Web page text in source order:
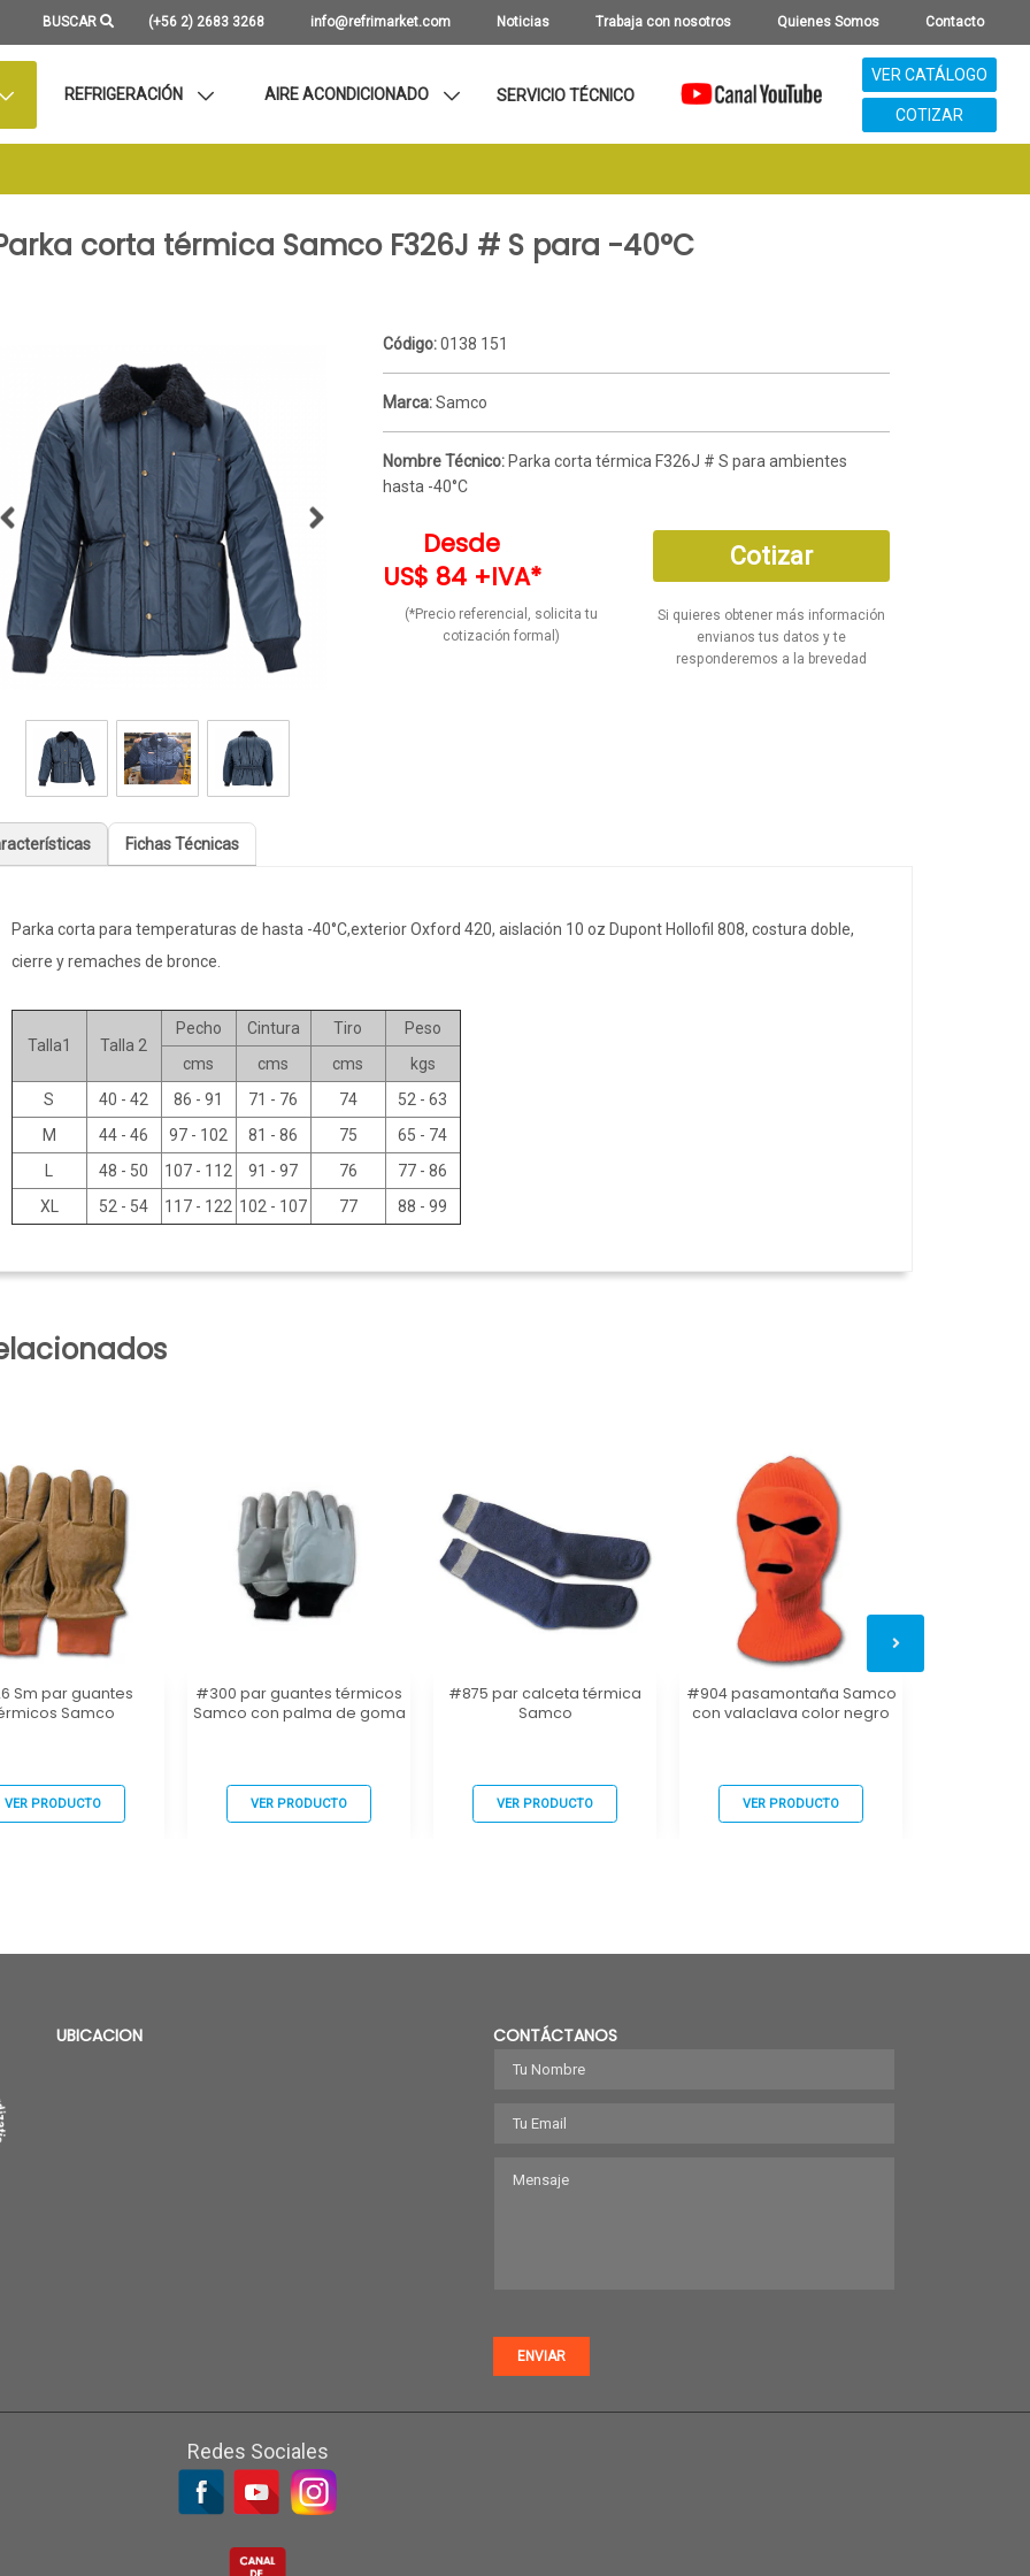
BUSCAR (+56 2) 2683 3268 info@refrimarket.com Noticias Trabaja con nosotros Quienes Somos Contacto
REFRIGERACIÓN AIRE ACONDICIONADO SERVICIO TÉCNICO
VER CATÁLOGO
COTIZAR
corta térmica Samco F326J # S para -40°C
Código:0138 151
Marca:Samco
Nombre Técnico: Parka corta térmica F326J # S para ambientes
hasta -40°C
Desde
US$ 84 +IVA*
(*Precio referencial, solicita tu
cotización formal)
Cotizar
Si quieres obtener más información
envianos tus datos y te
responderemos a la brevedad
Fichas Técnicas
Parka corta para temperaturas de hasta -40°C,exterior Oxford 420, aislación 10 oz Dupont Hollofil 808, costura doble,
cierre y remaches de bronce.
Talla1 Talla 2
Pecho Cintura Tiro
Peso
cms
cms cms
kgs
S
40 - 42 86 - 91 71 - 76 74
52 - 63
M
44 - 46 97 - 102 81 - 86 75
65 - 74
48 - 50 107 - 112 91 - 97 76
77 - 86
XL
52 - 54 117 - 122 102 - 107 77 88 - 99
Sm par guantes
Samco
VER PRODUCTO
#300 par guantes térmicos
Samco con palma de goma
VER PRODUCTO
#875 par calceta térmica
Samco
VER PRODUCTO
#904 pasamontaña Samco
con valaclava color negro
VER PRODUCTO
UBICACION CONTÁCTANOS
ENVIAR
Redes Sociales